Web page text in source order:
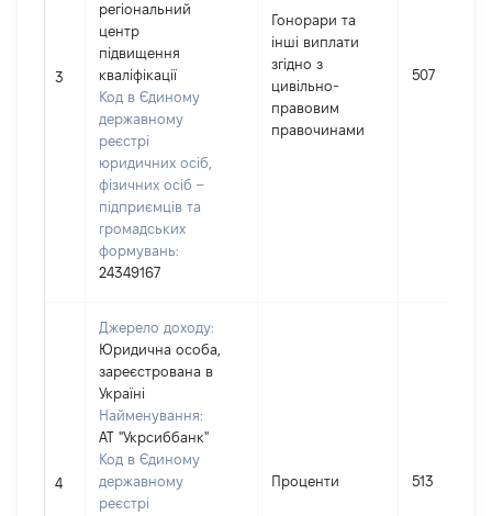
3
регіональний
центр
підвищення
кваліфікації
Код в Єдиному
державному
реєстрі
юридичних осіб,
фізичних осіб –
підприємців та
громадських
формувань:
24349167
Гонорари та
інші виплати
згідно з
цивільно-
правовим
правочинами
507
4
Джерело доходу:
Юридична особа,
зареєстрована в
Україні
Найменування:
АТ "Укрсиббанк"
Код в Єдиному
державному
реєстрі
Проценти 513